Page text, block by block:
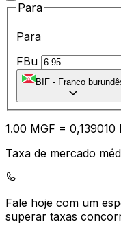
Para
Para
FBu
BIF - Franco
1.00 MGF = 0,139010
Taxa de mercado
Fale hoje com um
superar taxas